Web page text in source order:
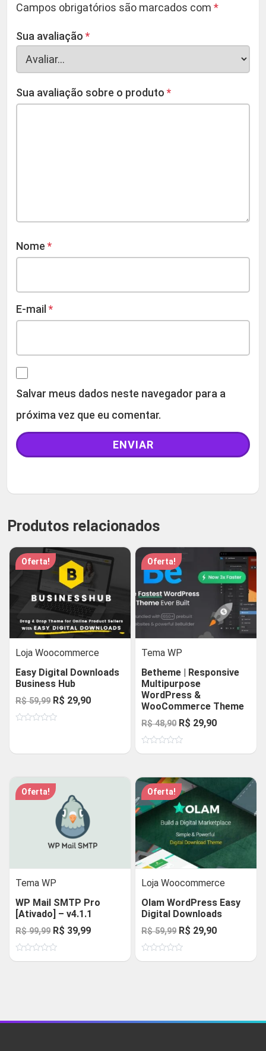
Campos obrigatórios são marcados com *
Sua avaliação *
Sua avaliação sobre o produto *
Nome *
E-mail *
Salvar meus dados neste navegador para a
próxima vez que eu comentar.
Produtos relacionados
Oferta!
Loja Woocommerce
Easy Digital Downloads
Business Hub
R$59,99 O
preço
R$ 29,90O
5
Oferta!
Tema WP
Betheme | Responsive
Multipurpose
WordPress &
WooCommerce Theme
R$48,90 O
preço
original
R$ 48,90.
R$ 29,90O
atual
R$ 29,90.
Oferta!
Tema WP
WP Mail SMTP Pro
[Ativado] – v4.1.1
R$99,99 O
preço
original
R$ 39,99O
atual
Oferta!
Loja Woocommerce
Olam WordPress Easy
Digital Downloads
R$59,99 O
preço
original
R$ 29,90O
atual